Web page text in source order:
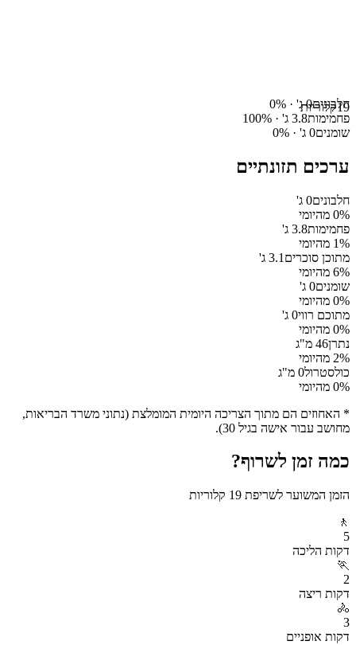
19קלוריות
חלבונים0ג' · 0%
פחמימות3.8 ג' · 100%
שומנים0 ג' · 0%
ערכים תזונתיים
חלבונים0 ג'
0% מהיומי
פחמימות3.8 ג'
1% מהיומי
מתוכן סוכרים 3.1 ג'
6% מהיומי
שומנים0 ג'
0% מהיומי
מתוכם רווי0 ג'
0% מהיומי
נתרן46 מ"ג
2% מהיומי
כולסטרול0 מ"ג
0% מהיומי
* האחוזים הם מתוך הצריכה היומית המומלצת (נתוני משרד הבריאות,
מחושב עבור אישה בגיל 30).
כמה זמן לשרוף?
הזמן המשוער לשריפת 19 קלוריות
🚶
5
דקות הליכה
🏃
2
דקות ריצה
🚴
3
דקות אופניים